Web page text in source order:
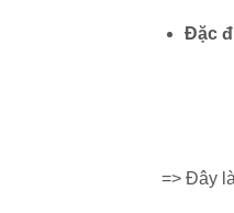
Đặc
=> Đây